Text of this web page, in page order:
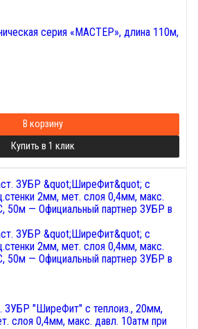
серия «МАСТЕР», длина 110м,
В корзину
Купить в 1 клик
ЗУБР "ШиреФит" с теплоиз., 20мм,
слоя 0,4мм, макс. давл. 10атм при